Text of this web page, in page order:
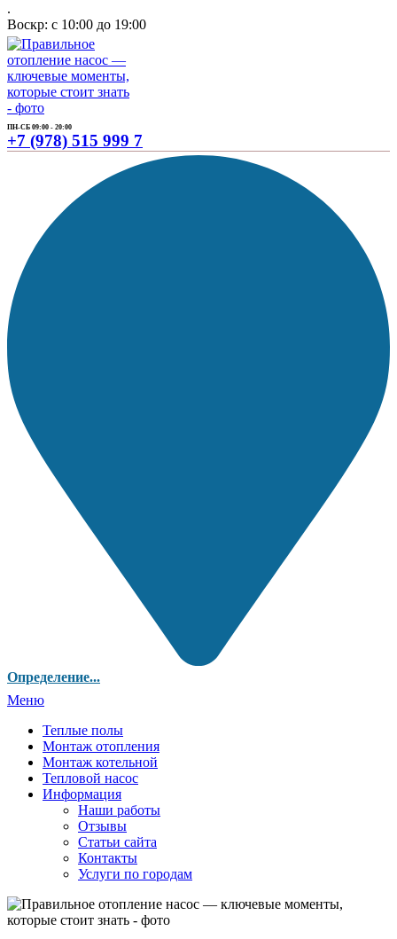
.
Воскр: с 10:00 до 19:00
ПН-СБ 09:00 - 20:00
+7 (978) 515 999 7
Определение...
Меню
Теплые полы
Монтаж отопления
Монтаж котельной
Тепловой насос
Информация
Наши работы
Отзывы
Статьи сайта
Контакты
Услуги по городам